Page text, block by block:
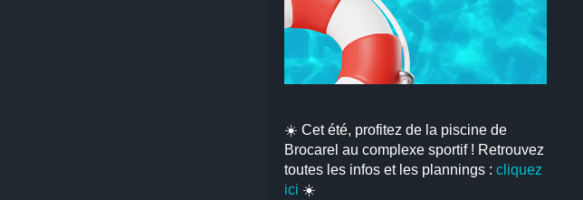
☀️ Cet été, profitez de la piscine de
Brocarel au complexe sportif ! Retrouvez
toutes les infos et les plannings : cliquez
ici ☀️